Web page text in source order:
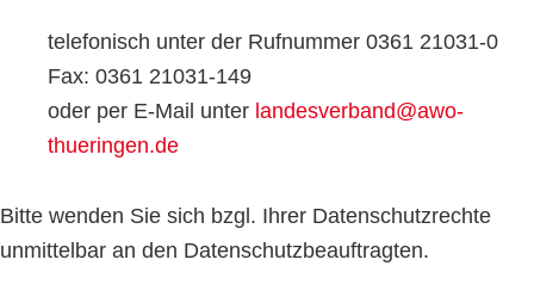
telefonisch unter der Rufnummer 0361 21031-0
Fax: 0361 21031-149
oder per E-Mail unter landesverband@awo-
thueringen.de
Bitte wenden Sie sich bzgl. Ihrer Datenschutzrechte
unmittelbar an den Datenschutzbeauftragten.